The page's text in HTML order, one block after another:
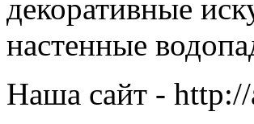
декоративные
настенные
Наша сайт - http://